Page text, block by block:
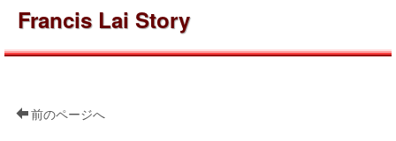
Francis Lai Story
前のページへ